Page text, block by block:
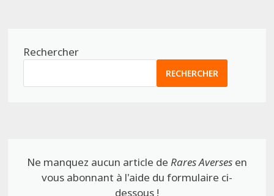
Rechercher
RECHERCHER
Ne manquez aucun article de Rares Aversesen
vous abonnant à l'aide du formulaire ci-
dessous !